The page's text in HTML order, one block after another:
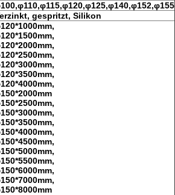
140,φ152,φ155
gespritzt, Silikon